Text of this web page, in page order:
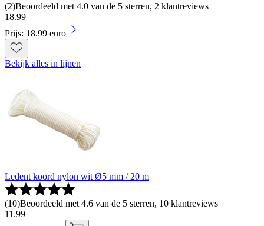
(2)Beoordeeld met 4.0 van de 5 sterren, 2 klantreviews
18.99
Prijs: 18.99 euro
Bekijk alles in lijnen
Ledent koord nylon wit Ø5 mm / 20 m
(10)Beoordeeld met 4.6 van de 5 sterren, 10 klantreviews
11 .99